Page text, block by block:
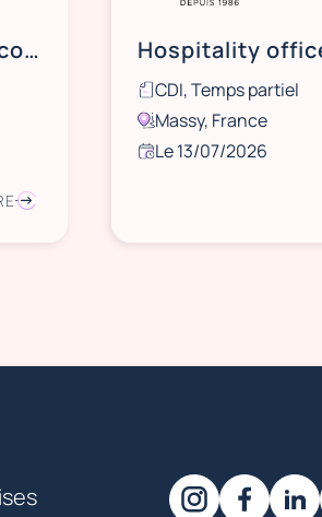
Hospitality officer H/F anglais courant - CDI tps plein - Palaiseau (91)
CDI, Temps partiel
Massy, France
Le 13/07/2026